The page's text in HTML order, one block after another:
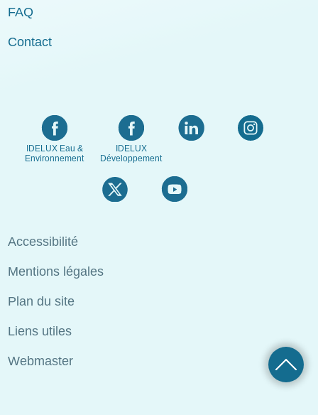
FAQ
Contact
IDELUX Eau &
Environnement
IDELUX
Développement
Menu
Pied
de
page
Accessibilité
Mentions légales
Plan du site
Liens utiles
Webmaster